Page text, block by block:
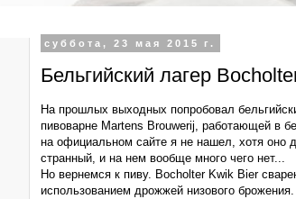
суббота, 23 мая 2015 г.
Бельгийский лагер
На прошлых выходных попробовал
пивоварне Martens Brouwerij, работающей в
на официальном сайте я не нашел, хотя оно
странный, и на нем вообще много чего нет...
Но вернемся к пиву. Bocholter Kwik Bier
использованием дрожжей низового